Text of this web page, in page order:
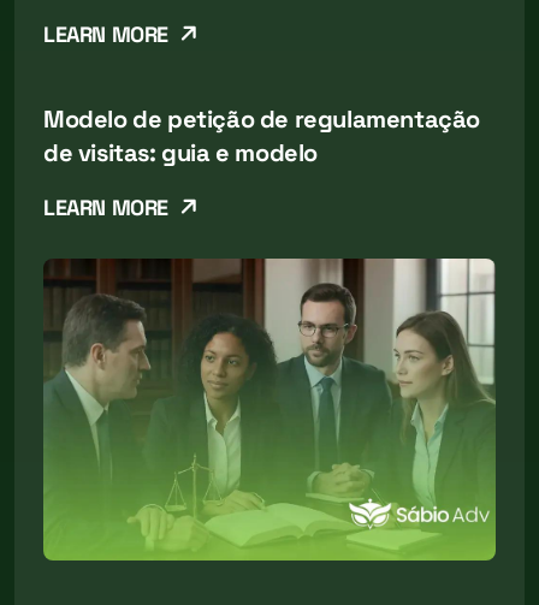
LEARN MORE
Modelo de petição de regulamentação
de visitas: guia e modelo
LEARN MORE